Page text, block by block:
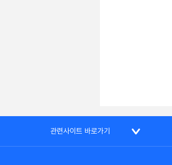
관련사이트 바로가기